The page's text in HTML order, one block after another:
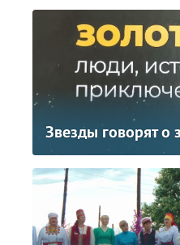
Звезды говорят о